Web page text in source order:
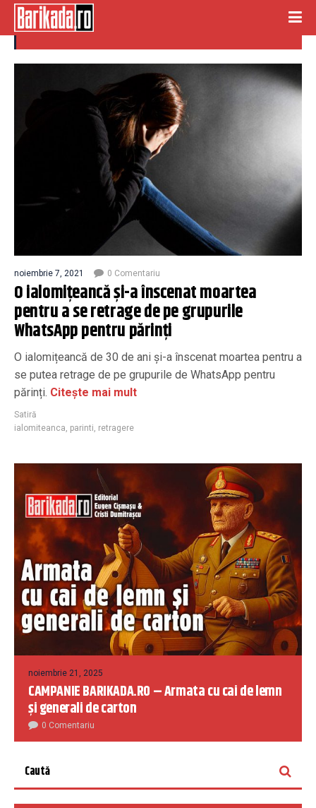
ialomiteanca
noiembrie 7, 2021 0 Comentariu
O ialomițeancă și-a înscenat moartea
pentru a se retrage de pe grupurile
WhatsApp pentru părinți
O ialomițeancă de 30 de ani și-a înscenat moartea pentru a
se putea retrage de pe grupurile de WhatsApp pentru
părinți. Citește mai mult
Satiră
ialomiteanca, parinti, retragere
noiembrie 21, 2025
CAMPANIE BARIKADA.RO – Armata cu cai de lemn
și generali de carton
0 Comentariu